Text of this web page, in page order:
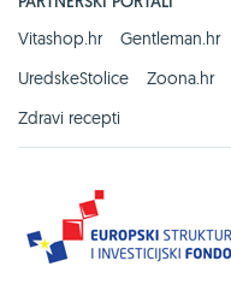
Vitashop.hr
Gentleman.hr
UredskeStolice
Zoona.hr
Zdravi recepti